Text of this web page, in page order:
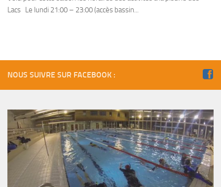
Plongeur N1
Maintien des acquis
Guide de palanquée N4
Moniteur Fédéral
Organisation
Responsables
Fosse
Sorties techniques
Lacs Le lundi 21:00 – 23:00 (accès bassin...
NOUS SUIVRE SUR FACEBOOK :